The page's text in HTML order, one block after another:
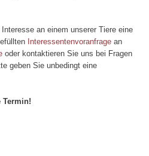
an einem unserer Tiere eine
Interessentenvoranfrage an
oder kontaktieren Sie uns bei Fragen
geben Sie unbedingt eine
Termin!